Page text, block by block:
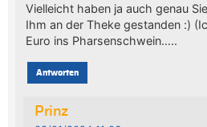
Vielleicht haben ja auch genau
Ihm an der Theke gestanden :)
Euro ins Pharsenschwein…..
Antworten
Prinz